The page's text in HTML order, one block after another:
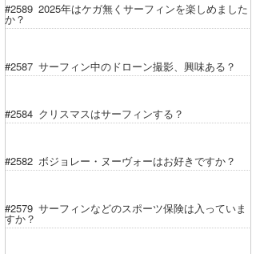
#2589 2025年はケガ無くサーフィンを楽しめました
か？
#2587 サーフィン中のドローン撮影、興味ある？
#2584 クリスマスはサーフィンする？
#2582 ボジョレー・ヌーヴォーはお好きですか？
#2579 サーフィンなどのスポーツ保険は入っていま
すか？